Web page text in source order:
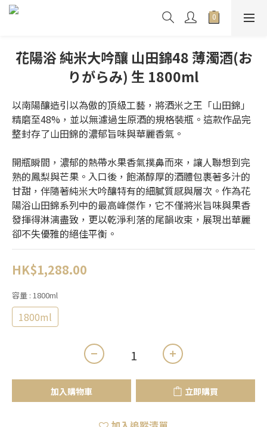
花陽浴 純米大吟釀 山田錦48 薄濁酒(お
りがらみ) 生 1800ml
以南陽釀造引以為傲的頂級工藝，將酒米之王「山田錦」
精磨至48%，並以無濾過生原酒的規格裝瓶。這款作品完
整封存了山田錦的濃郁旨味與華麗香氣。
開瓶瞬間，濃郁的熱帶水果香氣撲鼻而來，讓人聯想到完
熟的鳳梨與芒果。入口後，飽滿醇厚的酒體包裹著多汁的
甘甜，伴隨著純米大吟釀特有的細膩質感與層次。作為花
陽浴山田錦系列中的最高峰傑作，它不僅將米旨味與果香
發揮得淋漓盡致，更以乾淨利落的尾韻收束，展現出華麗
卻不失優雅的絕佳平衡。
HK$1,288.00
容量 : 1800ml
1800ml
加入購物車 立即購買